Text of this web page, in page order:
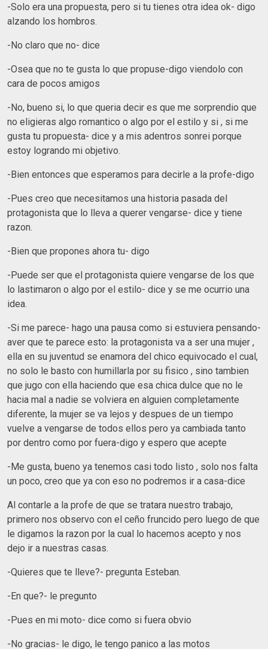
-Solo era una propuesta, pero si tu tienes otra idea ok- digo
alzando los hombros.
-No claro que no- dice
-Osea que no te gusta lo que propuse-digo viendolo con
cara de pocos amigos
-No, bueno si, lo que queria decir es que me sorprendio que
no eligieras algo romantico o algo por el estilo y si , si me
gusta tu propuesta- dice y a mis adentros sonrei porque
estoy logrando mi objetivo.
-Bien entonces que esperamos para decirle a la profe-digo
-Pues creo que necesitamos una historia pasada del
protagonista que lo lleva a querer vengarse- dice y tiene
razon.
-Bien que propones ahora tu- digo
-Puede ser que el protagonista quiere vengarse de los que
lo lastimaron o algo por el estilo- dice y se me ocurrio una
idea.
-Si me parece- hago una pausa como si estuviera pensando-
aver que te parece esto: la protagonista va a ser una mujer ,
ella en su juventud se enamora del chico equivocado el cual,
no solo le basto con humillarla por su fisico , sino tambien
que jugo con ella haciendo que esa chica dulce que no le
hacia mal a nadie se volviera en alguien completamente
diferente, la mujer se va lejos y despues de un tiempo
vuelve a vengarse de todos ellos pero ya cambiada tanto
por dentro como por fuera-digo y espero que acepte
-Me gusta, bueno ya tenemos casi todo listo , solo nos falta
un poco, creo que ya con eso no podremos ir a casa-dice
Al contarle a la profe de que se tratara nuestro trabajo,
primero nos observo con el ceño fruncido pero luego de que
le digamos la razon por la cual lo hacemos acepto y nos
dejo ir a nuestras casas.
-Quieres que te lleve?- pregunta Esteban.
-En que?- le pregunto
-Pues en mi moto- dice como si fuera obvio
-No gracias- le digo, le tengo panico a las motos